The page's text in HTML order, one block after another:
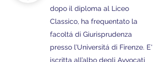
dopo il diploma al Liceo
Classico, ha frequentato la
facoltá di Giurisprudenza
presso l’Universitá di Firenze. E'
iscritta all’albo degli Avvocati